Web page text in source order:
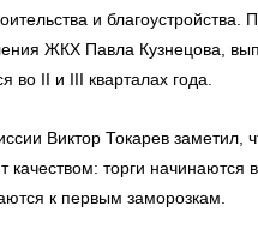
и благоустройства.
ЖКХ Павла Кузнецова,
во II и III кварталах года.
Виктор Токарев заметил,
качеством: торги начинаются
к первым заморозкам.